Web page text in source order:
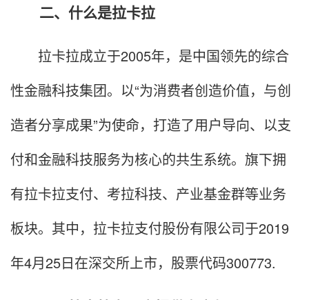
二、什么是拉卡拉
拉卡拉成立于2005年，是中国领先的综合
性金融科技集团。以“为消费者创造价值，与创
造者分享成果”为使命，打造了用户导向、以支
付和金融科技服务为核心的共生系统。旗下拥
有拉卡拉支付、考拉科技、产业基金群等业务
板块。其中，拉卡拉支付股份有限公司于2019
年4月25日在深交所上市，股票代码300773.